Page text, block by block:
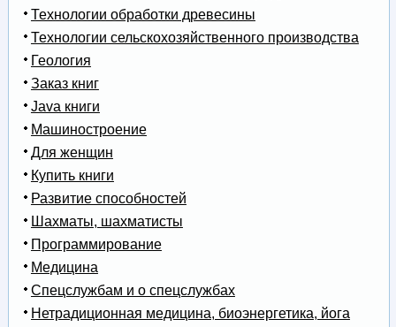
Технологии обработки древесины
Технологии сельскохозяйственного производства
Геология
Заказ книг
Java книги
Машиностроение
Для женщин
Купить книги
Развитие способностей
Шахматы, шахматисты
Программирование
Медицина
Спецслужбам и о спецслужбах
Нетрадиционная медицина, биоэнергетика, йога